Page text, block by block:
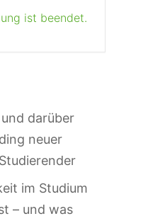
ist beendet.
darüber
neuer
im Studium
– und was